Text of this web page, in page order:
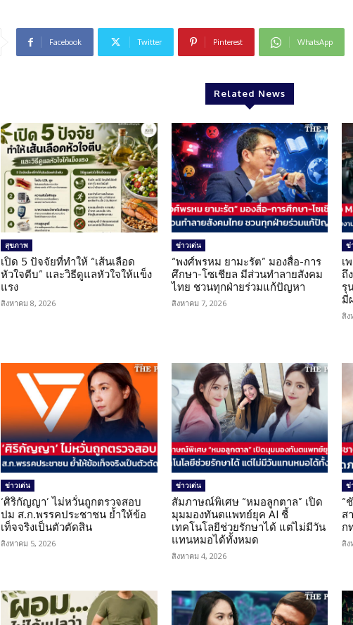
Facebook Twitter Pinterest WhatsApp
Related News
สุขภาพ
เปิด 5 ปัจจัยที่ทำให้ “เส้นเลือด
หัวใจตีบ” และวิธีดูแลหัวใจให้แข็ง
แรง
สิงหาคม 8, 2026
ข่าวเด่น
“พงศ์พรหม ยามะรัต” มองสื่อ-การ
ศึกษา-โซเชียล มีส่วนทำลายสังคม
ไทย ชวนทุกฝ่ายร่วมแก้ปัญหา
สิงหาคม 7, 2026
ข่
เ
ถึ
รุ
มี
สิง
ข่าวเด่น
‘ศิริกัญญา’ ไม่หวั่นถูกตรวจสอบ
ปม ส.ก.พรรคประชาชน ย้ำให้ข้อ
เท็จจริงเป็นตัวตัดสิน
สิงหาคม 5, 2026
ข่าวเด่น
สัมภาษณ์พิเศษ “หมอลูกตาล” เปิด
มุมมองทันตแพทย์ยุค AI ชี้
เทคโนโลยีช่วยรักษาได้ แต่ไม่มีวัน
แทนหมอได้ทั้งหมด
สิงหาคม 4, 2026
ข่
“
ส
ก
สิง